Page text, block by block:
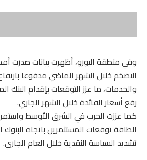
وفي منطقة اليورو، أظهرت بيانات صدرت
التضخم خلال الشهر الماضي مدفوعا
والخدمات، ما عزز التوقعات بإقدام البنك
رفع أسعار الفائدة خلال الشهر الجاري.
كما عززت الحرب في الشرق الأوسط
الطاقة توقعات المستثمرين باتجاه البنوك
تشديد السياسة النقدية خلال العام الجاري.